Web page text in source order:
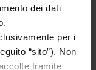
dei dati
per i
“sito”). Non
tramite
sintomi?
colesterolo e rischio
Quali differenze?